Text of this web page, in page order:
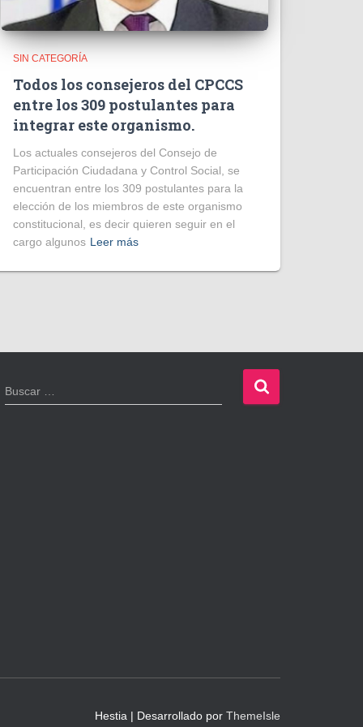
SIN CATEGORÍA
Todos los consejeros del CPCCS
entre los 309 postulantes para
integrar este organismo.
Los actuales consejeros del Consejo de
Participación Ciudadana y Control Social, se
encuentran entre los 309 postulantes para la
elección de los miembros de este organismo
constitucional, es decir quieren seguir en el
cargo algunos Leer más
B
u
Buscar …
Hestia | Desarrollado por ThemeIsle